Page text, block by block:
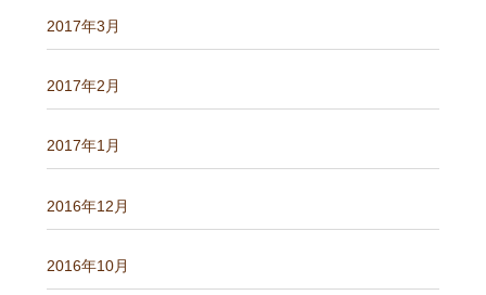
2017年3月
2017年2月
2017年1月
2016年12月
2016年10月